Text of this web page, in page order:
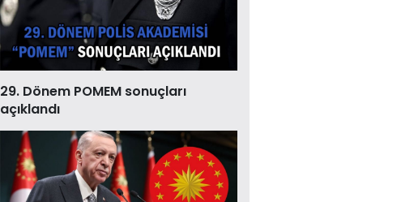
29. Dönem POMEM sonuçları
açıklandı